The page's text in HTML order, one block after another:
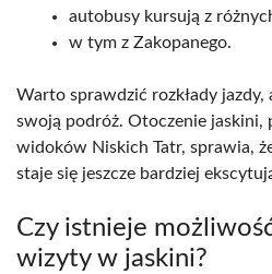
autobusy kursują z
w tym z Zakopanego.
Warto sprawdzić rozkłady jazdy,
swoją podróż. Otoczenie jaskini,
widoków Niskich Tatr, sprawia,
staje się jeszcze bardziej
Czy istnieje
wizyty w jaskini?